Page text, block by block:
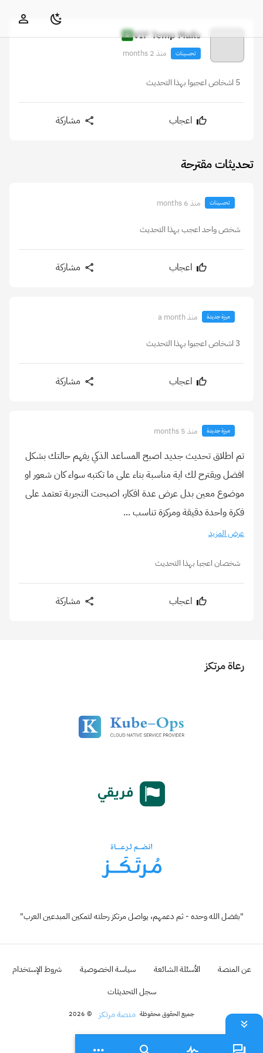
VIP Temp Mails
تحسينات منذ 2 months
5 اشخاص اعجبوا بهذا التحديث
اعجاب مشاركة
تحديثات مقترحة
تحسينات منذ 6 months
شخص واحد اعجب بهذا التحديث
اعجاب مشاركة
ميزة جديدة منذ a month
3 اشخاص اعجبوا بهذا التحديث
اعجاب مشاركة
ميزة جديدة منذ 5 months
تم اطلاق تحديث جديد اصبح المساعد الذكي يفهم حالتك بشكل
افضل ويقترح لك اية مناسبة بناء على ما تكتبه سواء كان شعور او
موضوع معين بدل عرض عدة افكار، اصبحت التجربة تعتمد على
فكرة واحدة دقيقة ومركزة تناسب ...
عرض المزيد
شخصان اعجبا بهذا التحديث
اعجاب مشاركة
رعاة مرتكز
"بفضل الله وحده - ثم دعمهم، يواصل مرتكز رحلته لتمكين المبدعين العرب"
عن المنصة الأسئلة الشائعة سياسة الخصوصية
شروط الإستخدام
سجل التحديثات
جميع الحقوق محفوظة منصة مرتكز © 2026